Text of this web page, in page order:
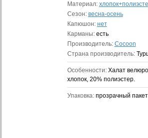
Материал:
Сезон: весна-осень
Капюшон: нет
Карманы: есть
Производитель: Cocoon
Страна производитель:
Особенности: Халат
хлопок, 20% полиэстер.
Упаковка: прозрачный пакет